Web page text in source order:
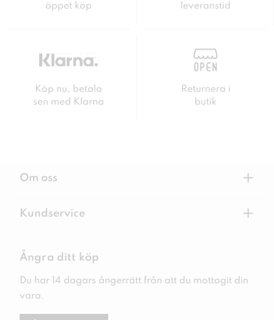
öppet köp
leveranstid
Köp nu, betala
sen med Klarna
Returnera i
butik
Om oss +
Kundservice +
Ångra ditt köp
Du har 14 dagars ångerrätt från att du mottagit din
vara.